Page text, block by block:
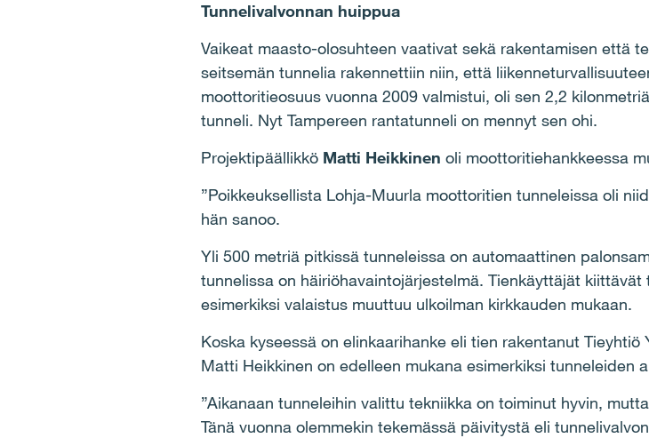
Tunnelivalvonnan huippua
Vaikeat maasto-olosuhteen vaativat sekä rakentamisen että
seitsemän tunnelia rakennettiin niin, että
moottoritieosuus vuonna 2009 valmistui, oli sen 2,2
tunneli. Nyt Tampereen rantatunneli on mennyt sen ohi.
Projektipäällikkö Matti Heikkinen oli moottoritiehankkeessa
”Poikkeuksellista Lohja-Muurla moottoritien tunneleissa oli
hän sanoo.
Yli 500 metriä pitkissä tunneleissa on automaattinen
tunnelissa on häiriöhavaintojärjestelmä. Tienkäyttäjät
esimerkiksi valaistus muuttuu ulkoilman kirkkauden mukaan.
Koska kyseessä on elinkaarihanke eli tien rakentanut
Matti Heikkinen on edelleen mukana esimerkiksi tunneleiden
”Aikanaan tunneleihin valittu tekniikka on toiminut hyvin,
Tänä vuonna olemmekin tekemässä päivitystä eli